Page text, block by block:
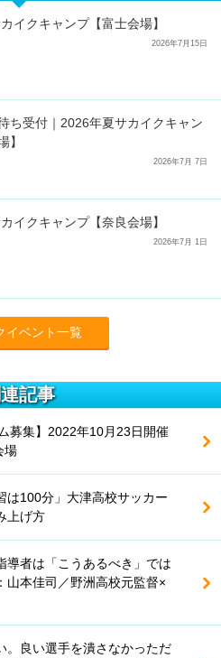
イクキャンプ【富士会場】
2026年7月15日
ち受付｜2026年夏サカイクキャン
】
2026年7月 7日
イクキャンプ【奈良会場】
2026年7月 1日
イベント一覧
記事
集】2022年10月23日開催
場
は100分」大津高校サッカー
上げ方
導者は「こうあるべき」では
山本佳司／野洲高校元監督×
。良い選手を潰さなかっただ